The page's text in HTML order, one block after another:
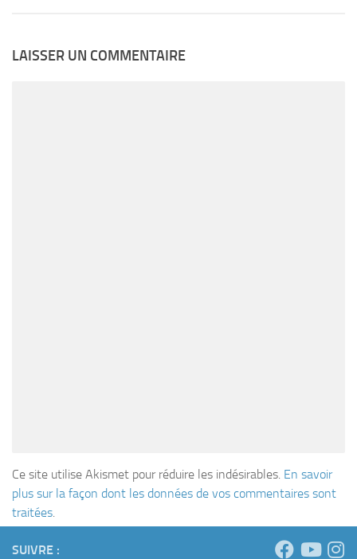
LAISSER UN COMMENTAIRE
Ce site utilise Akismet pour réduire les indésirables. En savoir
plus sur la façon dont les données de vos commentaires sont
traitées.
SUIVRE :